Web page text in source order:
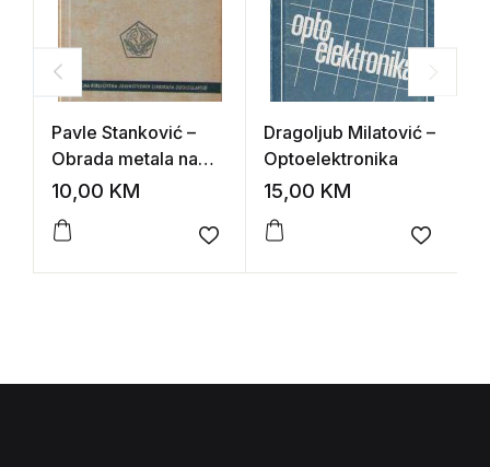
Pavle Stanković –
Obrada metala na
glodalici
10,00 KM
Add to wishlist
Dragoljub Milatović –
Optoelektronika
15,00 KM
Add to